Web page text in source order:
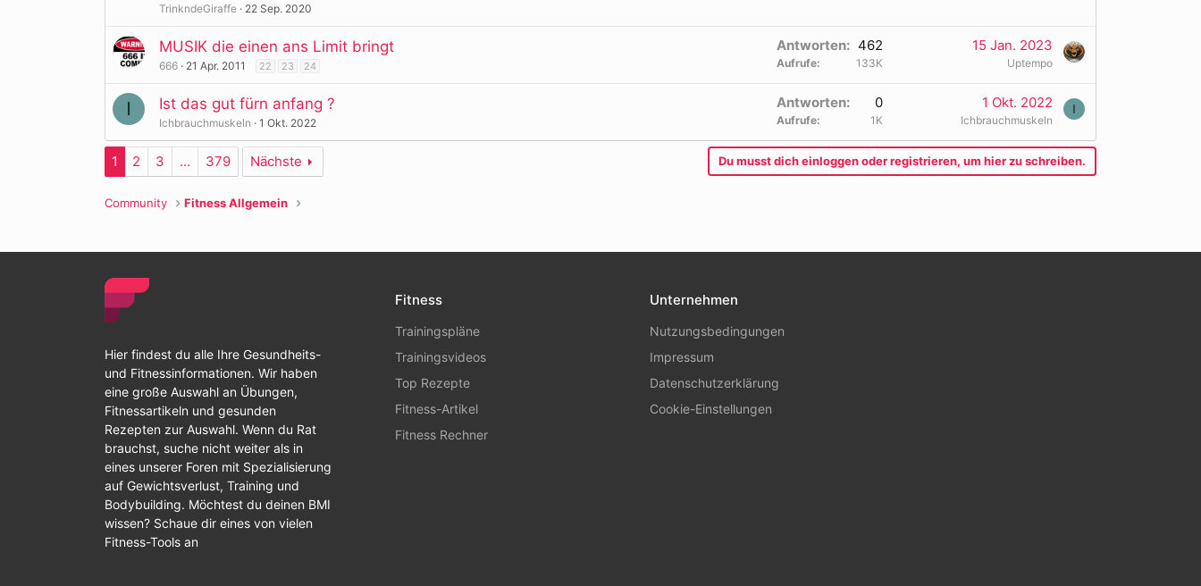
TrinkndeGiraffe 22 Sep. 2020
MUSIK die einen ans Limit bringt
666 21 Apr. 2011 22 23 24
Antworten 462
Aufrufe 133K
15 Jan. 2023
Uptempo
I Ist das gut fürn anfang ?
Ichbrauchmuskeln 1 Okt. 2022
Antworten 0
Aufrufe 1K
1 Okt. 2022
Ichbrauchmuskeln
I
1 2 3 … 379 Nächste Du musst dich einloggen oder registrieren, um hier zu schreiben.
Community Fitness Allgemein
Hier findest du alle Ihre Gesundheits-
und Fitnessinformationen. Wir haben
eine große Auswahl an Übungen,
Fitnessartikeln und gesunden
Rezepten zur Auswahl. Wenn du Rat
brauchst, suche nicht weiter als in
eines unserer Foren mit Spezialisierung
auf Gewichtsverlust, Training und
Bodybuilding. Möchtest du deinen BMI
wissen? Schaue dir eines von vielen
Fitness-Tools an
Fitness
Trainingspläne
Trainingsvideos
Top Rezepte
Fitness-Artikel
Fitness Rechner
Unternehmen
Nutzungsbedingungen
Impressum
Datenschutzerklärung
Cookie-Einstellungen